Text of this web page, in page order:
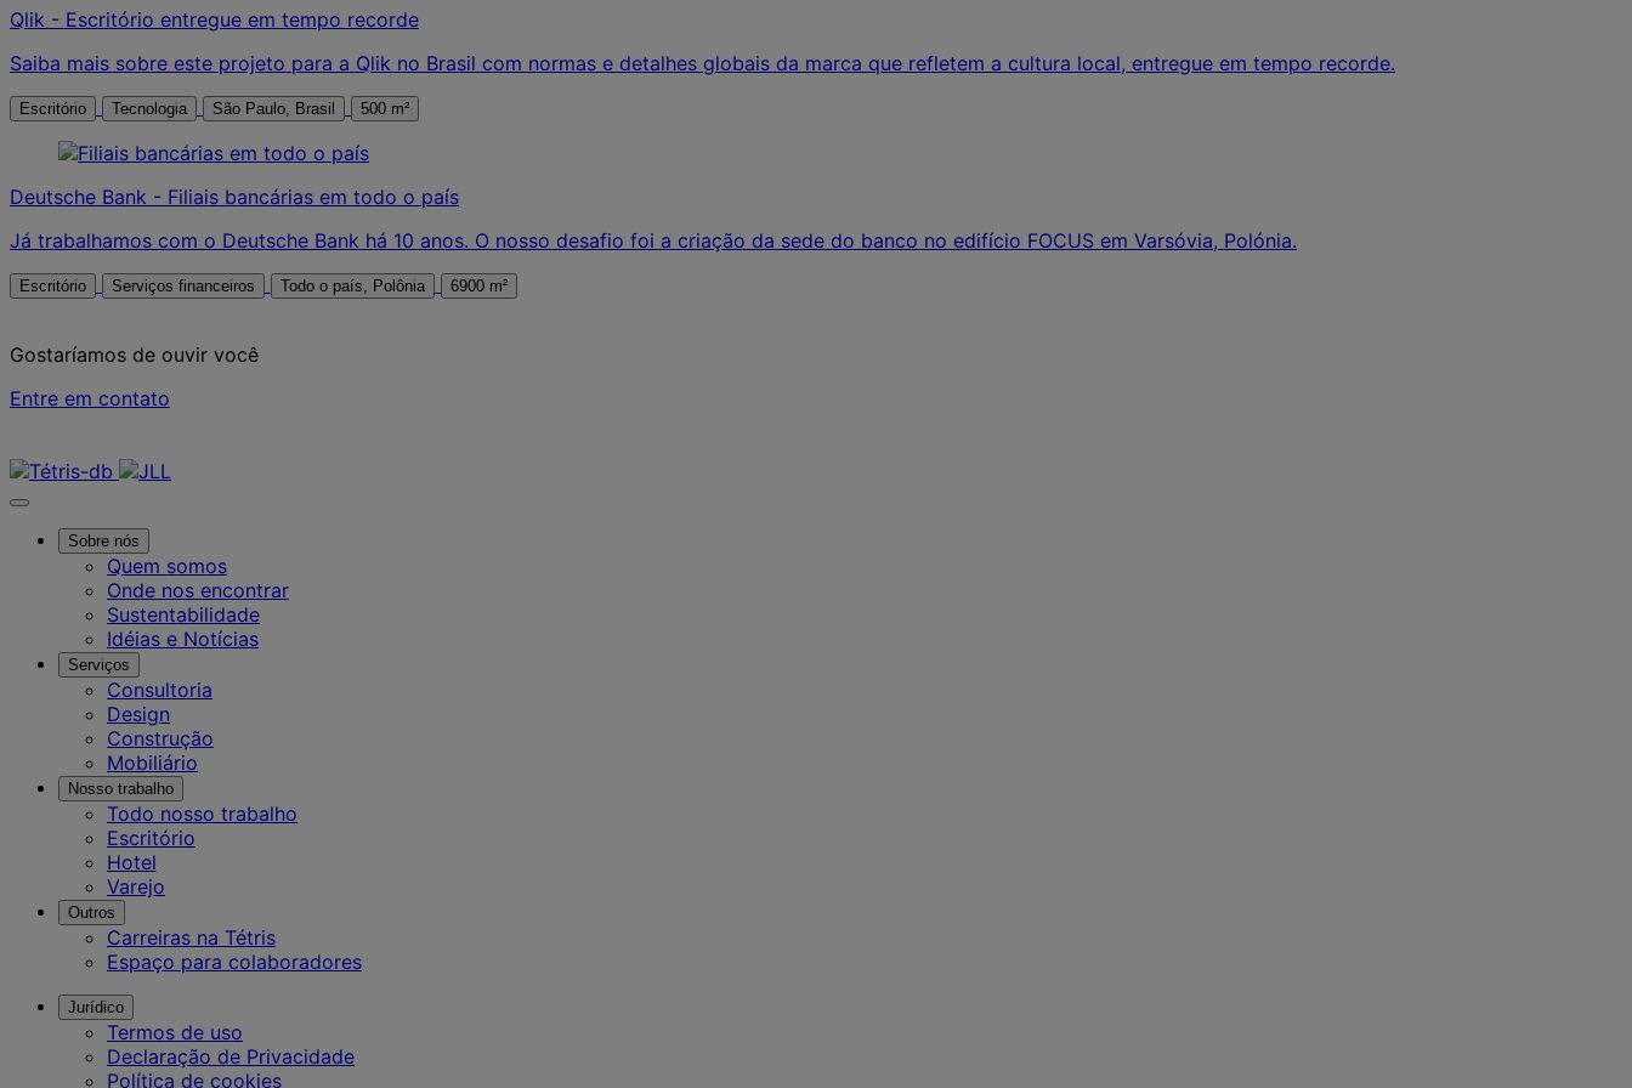
Qlik - Escritório entregue em tempo recorde
Saiba mais sobre este projeto para a Qlik no Brasil com normas e detalhes globais da marca que refletem a cultura local, entregue em tempo recorde.
Escritório Tecnologia São Paulo, Brasil 500 m²
Deutsche Bank - Filiais bancárias em todo o país
Já trabalhamos com o Deutsche Bank há 10 anos. O nosso desafio foi a criação da sede do banco no edifício FOCUS em Varsóvia, Polónia.
Escritório Serviços financeiros Todo o país, Polônia 6900 m²
Gostaríamos de ouvir você
Entre em contato
Sobre nós
Quem somos
Onde nos encontrar
Sustentabilidade
Idéias e Notícias
Serviços
Consultoria
Design
Construção
Mobiliário
Nosso trabalho
Todo nosso trabalho
Escritório
Hotel
Varejo
Outros
Carreiras na Tétris
Espaço para colaboradores
Jurídico
Termos de uso
Declaração de Privacidade
Política de cookies